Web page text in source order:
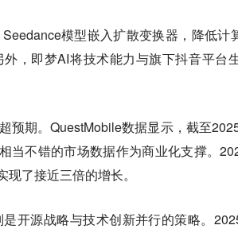
模型嵌入扩散变换器，降低计
，即梦AI将技术能力与旗下抖音平台
预期。QuestMobile数据显示，截至
当不错的市场数据作为商业化支撑。
了接近三倍的增长。
开源战略与技术创新并行的策略。